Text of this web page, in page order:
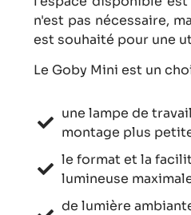
n'est pas nécessaire,
est souhaité pour une
Le Goby Mini est un
une lampe de
montage plus
le format et la
lumineuse
de lumière